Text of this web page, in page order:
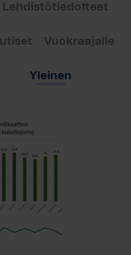
Lehdistötiedotteet
Vuokraajalle
Yleinen